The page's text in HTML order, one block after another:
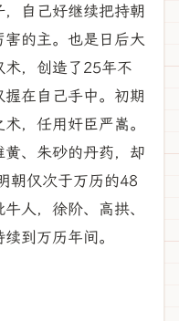
自己好继续把持朝
的主。也是日后大
术，创造了25年不
握在自己手中。初期
，任用奸臣严嵩。
、朱砂的丹药，却
朝仅次于万历的48
人，徐阶、高拱、
到万历年间。